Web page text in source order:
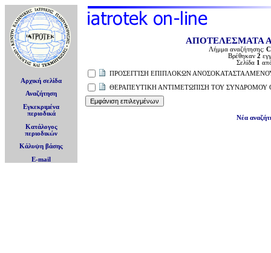
Αρχική σελίδα
Αναζήτηση
Εγκεκριμένα
περιοδικά
Κατάλογος
περιοδικών
Κάλυψη βάσης
E-mail
ΑΠΟΤΕΛΕΣΜΑΤΑ
Λήμμα αναζήτησης:
Βρέθηκαν 2
Σελίδα 1
ΠΡΟΣΕΓΓΙΣΗ ΕΠΙΠΛΟΚΩΝ
ΘΕΡΑΠΕΥΤΙΚΗ ΑΝΤΙΜΕΤΩΠΙΣΗ ΤΟΥ ΣΥΝΔΡΟΜΟΥ
Νέα